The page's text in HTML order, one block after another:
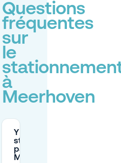
Questions
fréquentes
sur
le
à
Meerhoven
Y a-t-il un
stationnement
payant à
Meerhoven?